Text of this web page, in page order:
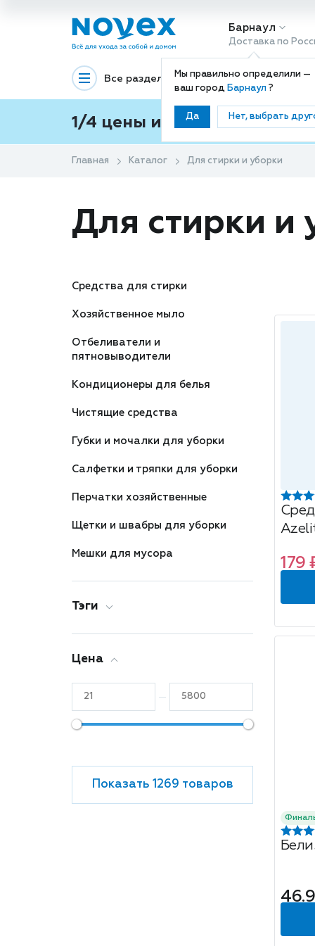
Барнаул
Доставка по
Мы правильно определили —
ваш город Барнаул?
Да Нет, выбрать
Все разделы Декоративная
1/4 цены и покупки ваши с
Главная Каталог Для стирки и уборки
Для стирки и
Средства для стирки
Хозяйственное мыло
Отбеливатели и
пятновыводители
Кондиционеры для белья
Чистящие средства
Губки и мочалки для уборки
Салфетки и тряпки для уборки
Перчатки хозяйственные
Щетки и швабры для уборки
Мешки для мусора
Тэги
Цена
Показать 1269 товаров
179